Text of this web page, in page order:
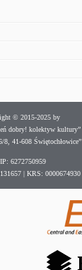
© 2015-2025 by
dobry! kolektyw kultury”
8, 41-608 Świętochłowice”
6272750959
| KRS: 0000674930